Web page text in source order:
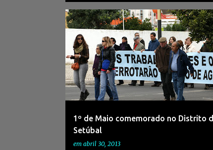
1º de Maio comemorado no Distrito
Setúbal
em abril 30, 2013